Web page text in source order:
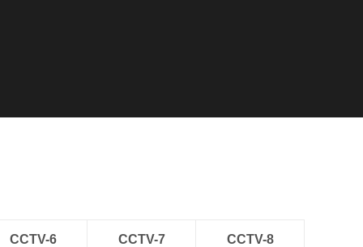
CCTV-6
CCTV-7
CCTV-8